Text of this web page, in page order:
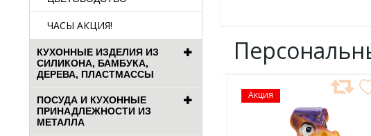
ЧАСЫ АКЦИЯ!
КУХОННЫЕ ИЗДЕЛИЯ ИЗ
СИЛИКОНА, БАМБУКА,
ДЕРЕВА, ПЛАСТМАССЫ
ПОСУДА И КУХОННЫЕ
ПРИНАДЛЕЖНОСТИ ИЗ
МЕТАЛЛА
Акция
ДОБАВИТЬ
В
ИЗБРАННОЕ